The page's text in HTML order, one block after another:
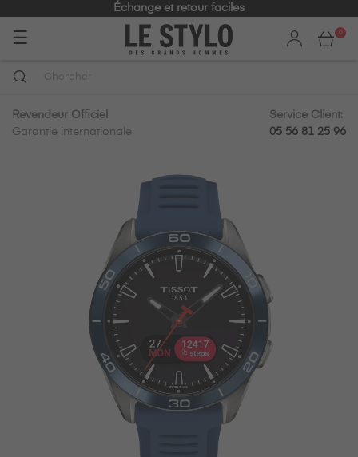
Échange et retour faciles
Basculer
navigation
☰ 0
Revendeur Officiel
Garantie internationale
Service Client:
05 56 81 25 96